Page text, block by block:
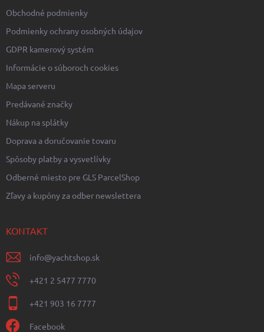
Obchodné podmienky
Podmienky ochrany osobných údajov
GDPR kamerový systém
Informácie o súboroch cookies
Mapa serveru
Predávané značky
Nákup na splátky
Doprava a doručovanie tovaru
Spôsoby platby a vysvetlívky
Odberné miesto pre GLS ParcelShop
Zľavy a kupóny za odber newslettera
KONTAKT
info@yachtshop.sk
+421 2 5477 7770
+421 903 16 7777
Facebook